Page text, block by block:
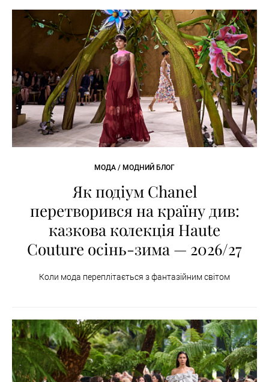
МОДА / МОДНИЙ БЛОГ
Як подіум Chanel
перетворився на країну див:
казкова колекція Haute
Couture осінь-зима — 2026/27
Коли мода переплітається з фантазійним світом